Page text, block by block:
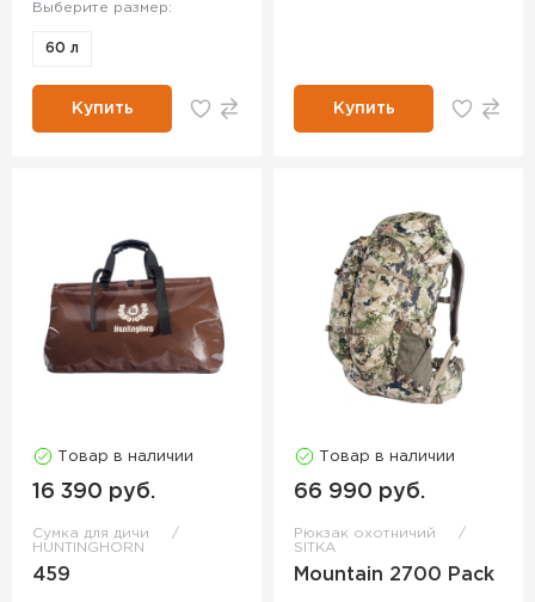
Выберите размер:
60 л
Купить Купить
Товар в наличии
16 390 руб.
Сумка для дичи
HUNTINGHORN
459
Товар в наличии
66 990 руб.
Рюкзак охотничий
SITKA
Mountain 2700 Pack